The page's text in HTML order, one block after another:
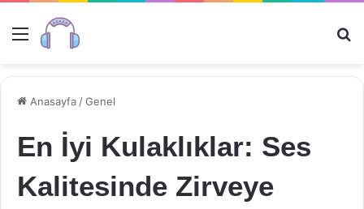
Menü
Anasayfa /Genel
En İyi Kulaklıklar: Ses
Kalitesinde Zirveye